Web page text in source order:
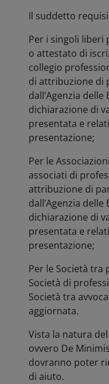
Il suddetto
Per i singoli liberi
o attestato di
collegio
di attribuzione di
dall’Agenzia
dichiarazione di
presentata e
presentazione;
Per le
associati di
attribuzione di
dall’Agenzia
dichiarazione di
presentata e
presentazione;
Per le Società tra
Società di
Società tra
aggiornata.
Vista la natura
ovvero De
dovranno poter
di aiuto.